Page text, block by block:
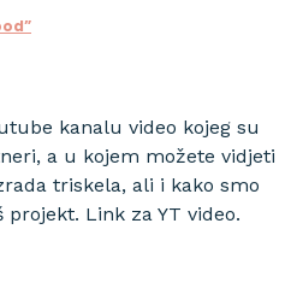
kanalu video kojeg su
a u kojem možete vidjeti
triskela, ali i kako smo
Link za YT video.